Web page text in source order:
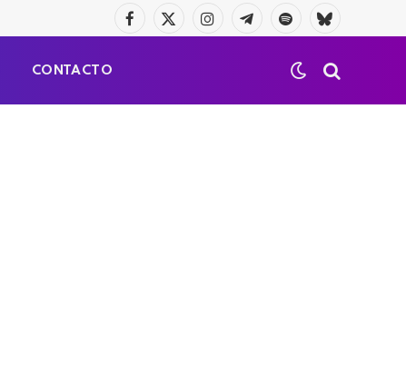
Facebook
X
InstagramTelegramaSpotifyBluesky
CONTACTO